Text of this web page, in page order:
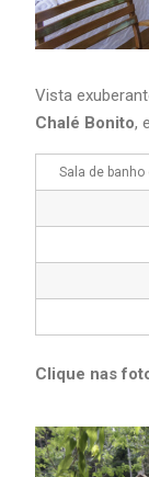
Vista
Chalé Bonito,
Sala de
Clique nas